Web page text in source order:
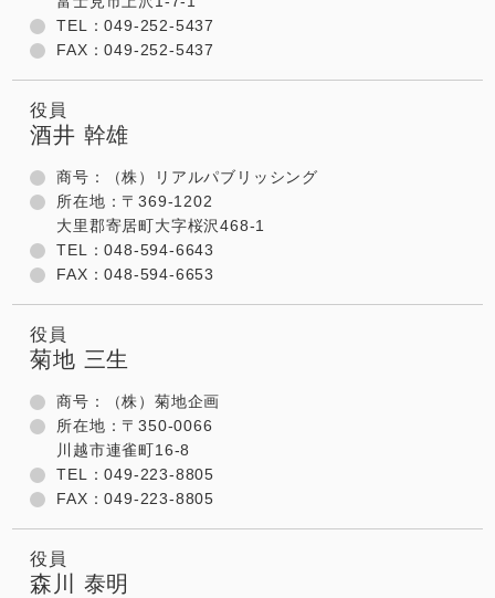
TEL：049-252-5437
FAX：049-252-5437
役員
酒井 幹雄
商号：（株）リアルパブリッシング
所在地：〒369-1202
大里郡寄居町大字桜沢468-1
TEL：048-594-6643
FAX：048-594-6653
役員
菊地 三生
商号：（株）菊地企画
所在地：〒350-0066
川越市連雀町16-8
TEL：049-223-8805
FAX：049-223-8805
役員
森川 泰明